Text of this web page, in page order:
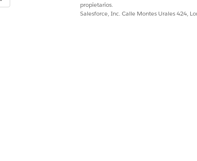
ARTÍCULO SU PROBLEMA?propietarios.
Salesforce, Inc. Calle Montes Urales 424,